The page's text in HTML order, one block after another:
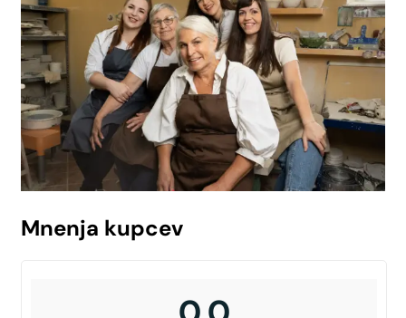
Mnenja kupcev